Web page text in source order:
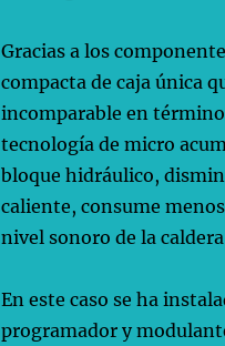
Gracias a los
compacta de caja única
incomparable en
tecnología de micro
bloque hidráulico,
caliente, consume
nivel sonoro de la
En este caso se ha
programador y